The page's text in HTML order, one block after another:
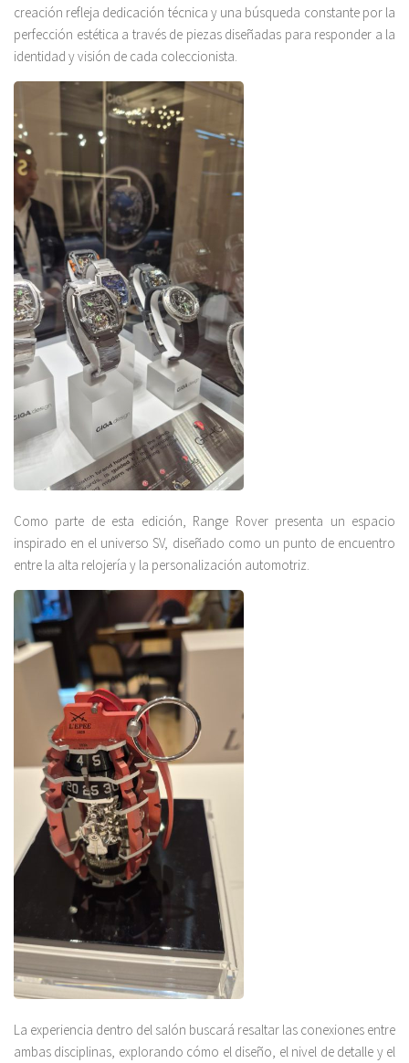
creación refleja dedicación técnica y una búsqueda constante por la
perfección estética a través de piezas diseñadas para responder a la
identidad y visión de cada coleccionista.
Como parte de esta edición, Range Rover presenta un espacio
inspirado en el universo SV, diseñado como un punto de encuentro
entre la alta relojería y la personalización automotriz.
La experiencia dentro del salón buscará resaltar las conexiones entre
ambas disciplinas, explorando cómo el diseño, el nivel de detalle y el